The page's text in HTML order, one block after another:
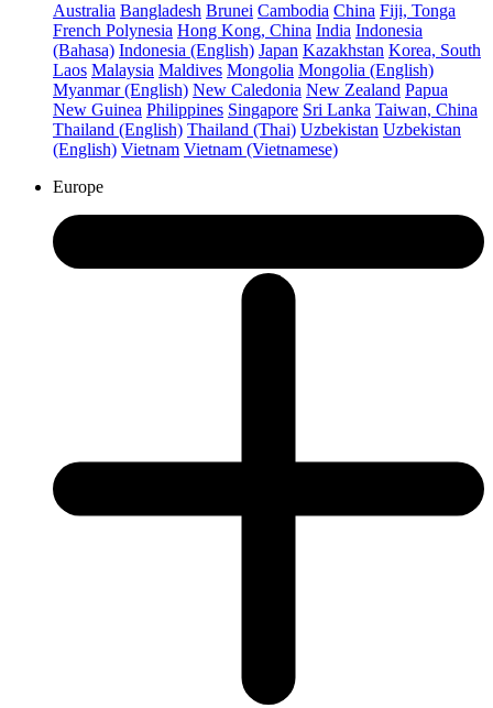
Australia Bangladesh Brunei Cambodia China Fiji, Tonga
French Polynesia Hong Kong, China India Indonesia
(Bahasa) Indonesia (English) Japan Kazakhstan Korea, South
Laos Malaysia Maldives Mongolia Mongolia (English)
Myanmar (English) New Caledonia New Zealand Papua
New Guinea Philippines Singapore Sri Lanka Taiwan, China
Thailand (English) Thailand (Thai) Uzbekistan Uzbekistan
(English) Vietnam Vietnam (Vietnamese)
Europe